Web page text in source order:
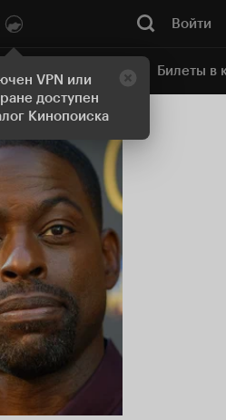
VPN или
доступен
Кинопоиска
Войти
Онлайн-кинотеатр Билеты в